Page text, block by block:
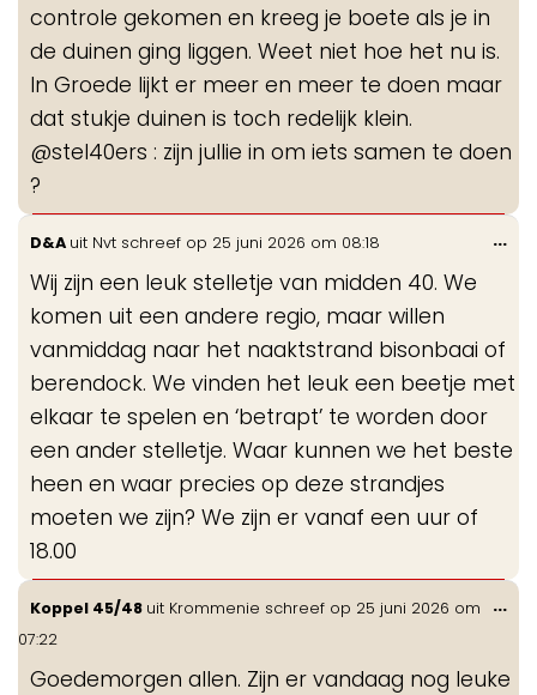
controle gekomen en kreeg je boete als je in
de duinen ging liggen. Weet niet hoe het nu is.
In Groede lijkt er meer en meer te doen maar
dat stukje duinen is toch redelijk klein.
@stel40ers : zijn jullie in om iets samen te doen
?
D&A uit Nvt schreef op 25 juni 2026 om 08:18
Wij zijn een leuk stelletje van midden 40. We
komen uit een andere regio, maar willen
vanmiddag naar het naaktstrand bisonbaai of
berendock. We vinden het leuk een beetje met
elkaar te spelen en ‘betrapt’ te worden door
een ander stelletje. Waar kunnen we het beste
heen en waar precies op deze strandjes
moeten we zijn? We zijn er vanaf een uur of
18.00
...
Koppel 45/48 uit Krommenie schreef op 25 juni 2026 om
07:22
Goedemorgen allen. Zijn er vandaag nog leuke
...